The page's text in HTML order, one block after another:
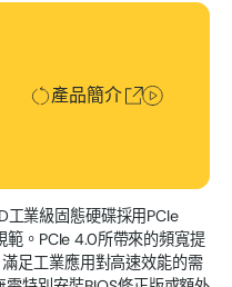
產品簡介
簡介
業級固態硬碟採用PCIe
。PCIe 4.0所帶來的頻寬提
足工業應用對高速效能的需